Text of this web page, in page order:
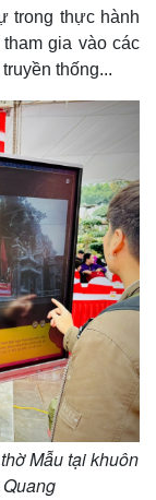
Quốc phòng
trong thực hành
gia vào các
thống...
Mẫu tại khuôn